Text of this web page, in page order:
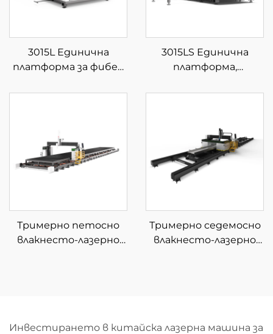
3015L Единична
платформа за фибер
3015LS Единична
платформа,
лазерна машина за
Тримерно петосно
влакнесто-лазерно
Тримерно седемосно
влакнесто-лазерно
Инвестирането в китайска лазерна машина за